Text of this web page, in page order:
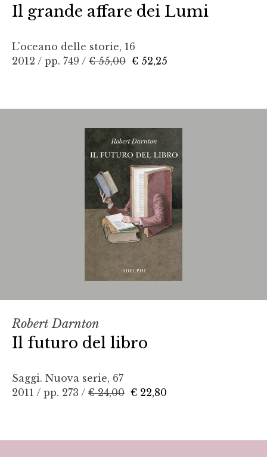
Il grande affare dei Lumi
L'oceano delle storie, 16
2012 / pp. 749 / € 55,00 € 52,25
Robert Darnton
Il futuro del libro
Saggi. Nuova serie, 67
2011 / pp. 273 / € 24,00 € 22,80